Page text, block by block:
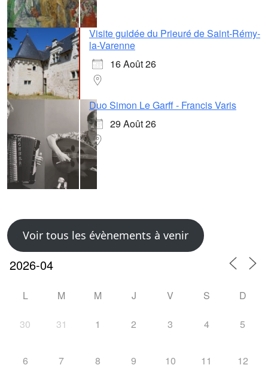
Visite guidée du Prieuré de Saint-Rémy-
la-Varenne
16 Août 26
Duo Simon Le Garff - Francis Varis
29 Août 26
Voir tous les évènements à venir
L M M J V S D
30 31 1 2 3 4 5
6 7 8 9 10 11 12